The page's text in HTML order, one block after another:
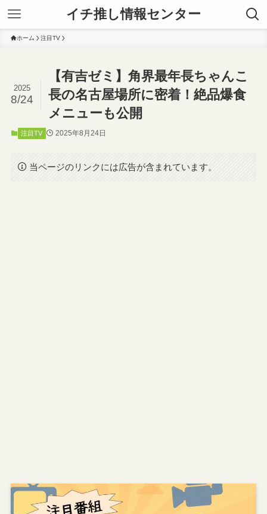
イチ推し情報センター
ホーム 注目TV
【有吉ゼミ】角界最年長ちゃんこ
長の名古屋場所に密着！絶品爆食
メニューも公開
2025
8/24
注目TV 2025年8月24日
当ページのリンクには広告が含まれています。